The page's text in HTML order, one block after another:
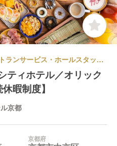
シティホテル | 料飲部門 | レストランサービス・ホールスタッフ | クロスホテル クロスホテル京都
ティホテル／オリック
暇制度】
京都
京都府